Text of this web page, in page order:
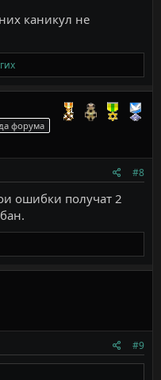
каникул не
форума
#8
ошибки получат 2
#9